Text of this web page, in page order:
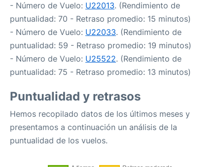
- Número de Vuelo: U22013. (Rendimiento de
puntualidad: 70 - Retraso promedio: 15 minutos)
- Número de Vuelo: U22033. (Rendimiento de
puntualidad: 59 - Retraso promedio: 19 minutos)
- Número de Vuelo: U25522. (Rendimiento de
puntualidad: 75 - Retraso promedio: 13 minutos)
Puntualidad y retrasos
Hemos recopilado datos de los últimos meses y
presentamos a continuación un análisis de la
puntualidad de los vuelos.